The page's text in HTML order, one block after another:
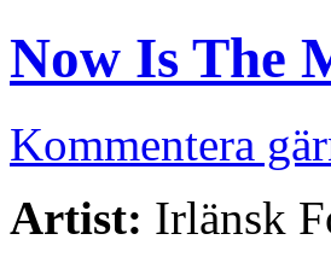
Now Is The
Kommentera
Artist: Irlänsk